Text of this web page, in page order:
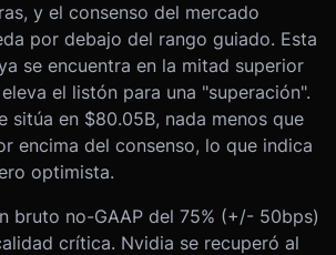
y el consenso del mercado
por debajo del rango guiado. Esta
se encuentra en la mitad superior
el listón para una "superación".
sitúa en $80.05B, nada menos que
encima del consenso, lo que indica
optimista.
bruto no-GAAP del 75% (+/- 50bps)
crítica. Nvidia se recuperó al